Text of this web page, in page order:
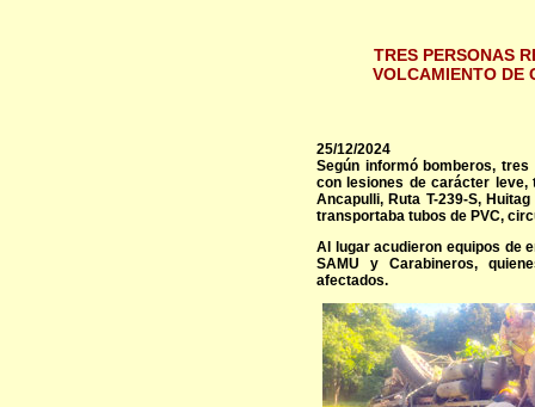
TRES PERSONAS
VOLCAMIENTO DE
25/12/2024
Según informó bomberos,
con lesiones de carácter
Ancapulli, Ruta T-239-S,
transportaba tubos de PVC,
Al lugar acudieron equipos de
SAMU y Carabineros,
afectados.